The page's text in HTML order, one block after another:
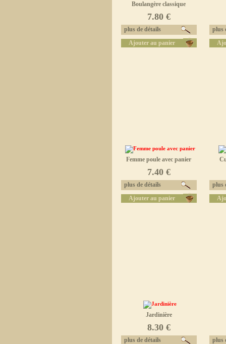
Boulangère classique
7.80 €
plus de détails
Ajouter au panier
plus
Femme poule avec panier
7.40 €
plus de détails
Ajouter au panier
plus
Jardinière
8.30 €
plus de détails
plus